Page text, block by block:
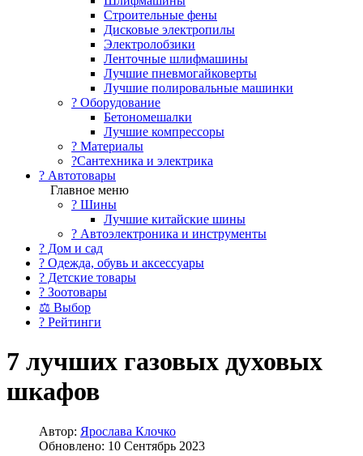
Строительные фены
Дисковые электропилы
Электролобзики
Ленточные шлифмашины
Лучшие пневмогайковерты
Лучшие полировальные машинки
?️ Оборудование
Бетономешалки
Лучшие компрессоры
? Материалы
?Сантехника и электрика
? Автотовары
Главное меню
? Шины
Лучшие китайские шины
? Автоэлектроника и инструменты
? Дом и сад
? Одежда, обувь и аксессуары
? Детские товары
? Зоотовары
⚖ Выбор
? Рейтинги
7 лучших газовых духовых
шкафов
Автор: Ярослава Клочко
Обновлено: 10 Сентябрь 2023